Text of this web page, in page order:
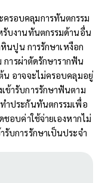
ครอบคลุมการทันตกรรม
รับงานทันตกรรมด้านอื่น
นปูน การรักษาเหงือก
การผ่าตัดรักษารากฟัน
อาจจะไม่ครอบคลุมอยู่
ข้ารับการรักษาฟันตาม
ำประกันทันตกรรมเพื่อ
อบค่าใช้จ่ายเองหากไม่
บการรักษาเป็นประจำ